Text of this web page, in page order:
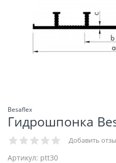
Besaflex
Гидрошпонка
Добавить
Артикул: ptt30